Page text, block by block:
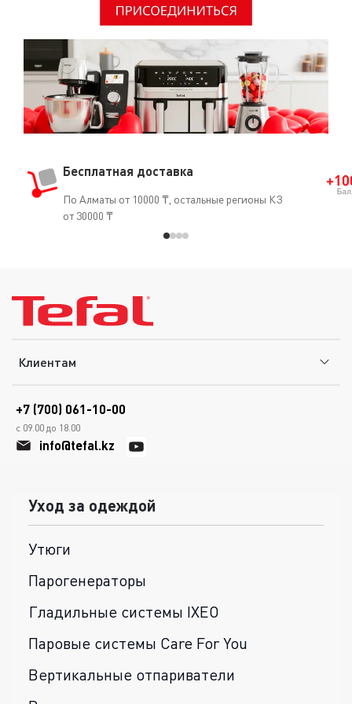
Бесплатная доставка
По Алматы от 10000 ₸, остальные регионы КЗ
от 30000 ₸
Клиентам
+7 (700) 061-10-00
с 09.00 до 18.00
info@tefal.kz
Уход за одеждой
Утюги
Парогенераторы
Гладильные системы IXEO
Паровые системы Care For You
Вертикальные отпариватели